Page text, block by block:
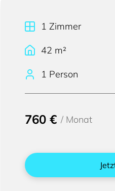
1 Zimmer
42 m²
1 Person
760 € / Monat